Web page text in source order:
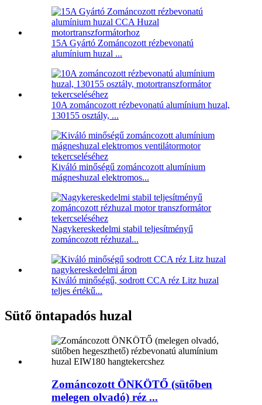
15A Gyártó Zománcozott rézbevonatú
alumínium huzal ...
10A zománcozott rézbevonatú alumínium huzal,
130155 osztály, ...
Kiváló minőségű zománcozott alumínium
mágneshuzal elektromos...
Nagykereskedelmi stabil teljesítményű
zománcozott rézhuzal...
Kiváló minőségű, sodrott CCA réz Litz huzal
teljes értékű...
Sütő öntapadós huzal
Zománcozott ÖNKÖTŐ (sütőben
melegen olvadó) réz ...